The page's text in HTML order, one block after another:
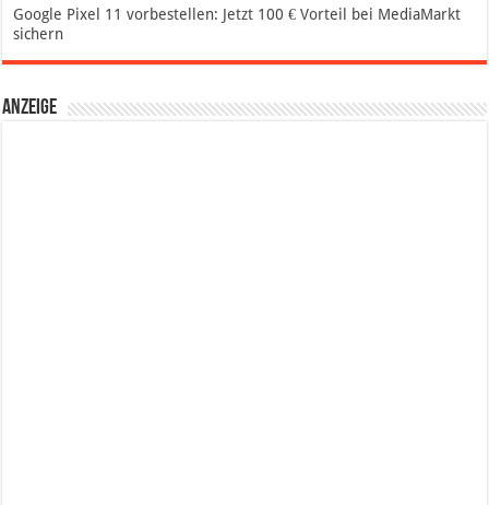
Google Pixel 11 vorbestellen: Jetzt 100 € Vorteil bei MediaMarkt
sichern
Anzeige